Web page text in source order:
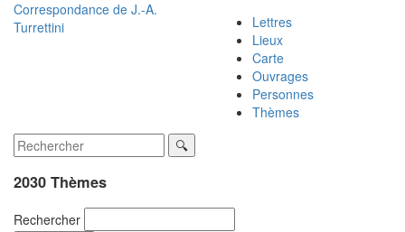
Correspondance de J.-A.
Turrettini
Lettres
Lieux
Carte
Ouvrages
Personnes
Thèmes
2030 Thèmes
Rechercher